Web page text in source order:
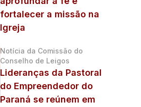
fortalecer a missão na
Igreja
Notícia da Comissão do
Conselho de Leigos
Lideranças da Pastoral
do Empreendedor do
Paraná se reúnem em